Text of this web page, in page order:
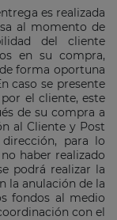
es realizada
al momento de
del cliente
en su compra,
forma oportuna
caso se presente
el cliente, este
de su compra a
al Cliente y Post
para lo
haber realizado
podrá realizar la
la anulación de la
fondos al medio
con el